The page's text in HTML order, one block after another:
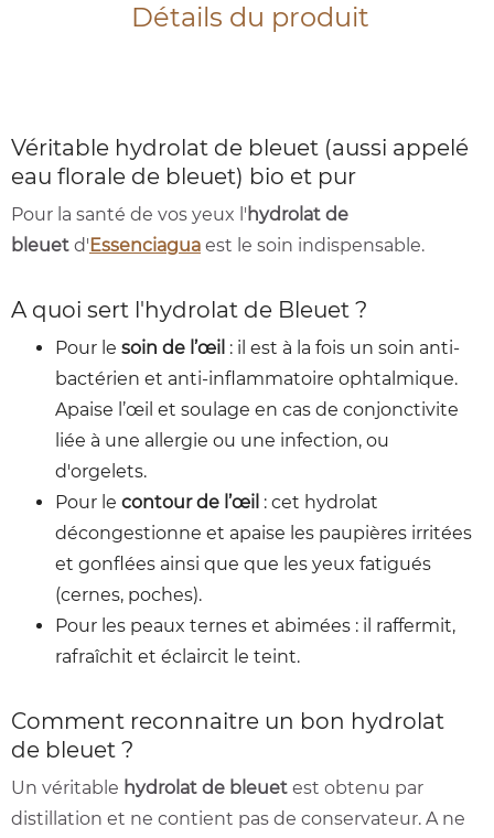
Détails du produit
Véritable hydrolat de bleuet (aussi appelé
eau florale de bleuet) bio et pur
Pour la santé de vos yeux l' hydrolat de
bleuet d'Essenciagua est le soin indispensable.
A quoi sert l'hydrolat de Bleuet ?
Pour le soin de l’œil : il est à la fois un soin anti-
bactérien et anti-inflammatoire ophtalmique.
Apaise l’œil et soulage en cas de conjonctivite
liée à une allergie ou une infection, ou
d'orgelets.
Pour le contour de l’œil : cet hydrolat
décongestionne et apaise les paupières irritées
et gonflées ainsi que que les yeux fatigués
(cernes, poches).
Pour les peaux ternes et abimées : il raffermit,
rafraîchit et éclaircit le teint.
Comment reconnaitre un bon hydrolat
de bleuet ?
Un véritable hydrolat de bleuet est obtenu par
distillation et ne contient pas de conservateur. A ne